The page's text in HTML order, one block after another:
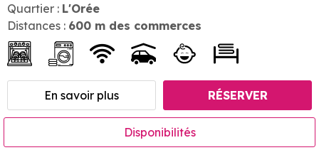
Quartier : L'Orée
Distances : 600 m des commerces
En savoir plus RÉSERVER
Disponibilités